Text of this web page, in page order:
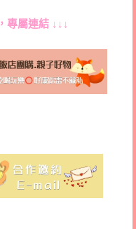
，專屬連結 ↓↓↓